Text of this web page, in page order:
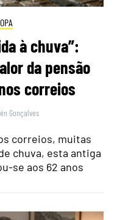
à chuva”:
da pensão
correios
Gonçalves
correios, muitas
chuva, esta antiga
se aos 62 anos